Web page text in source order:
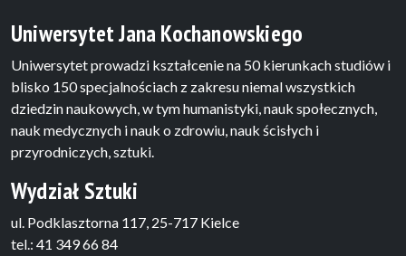
Uniwersytet Jana Kochanowskiego
Uniwersytet prowadzi kształcenie na 50 kierunkach studiów i
blisko 150 specjalnościach z zakresu niemal wszystkich
dziedzin naukowych, w tym humanistyki, nauk społecznych,
nauk medycznych i nauk o zdrowiu, nauk ścisłych i
przyrodniczych, sztuki.
Wydział Sztuki
ul. Podklasztorna 117, 25-717 Kielce
tel.: 41 349 66 84